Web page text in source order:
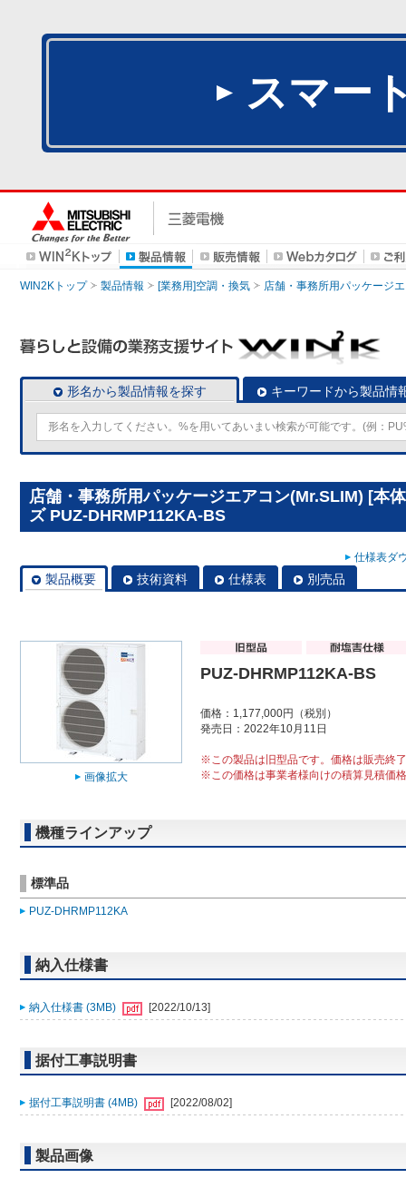
スマー
WIN2Kトップ 製品情報 [業務用]空調・換気 店舗・事務所用パッケージ
形名から製品情報を探す キーワードから製品情
店舗・事務所用パッケージエアコン(Mr.SLIM) [本
ズ PUZ-DHRMP112KA-BS
仕様表ダ
製品概要 技術資料 仕様表 別売品
画像拡大
PUZ-DHRMP112KA-BS
価格：1,177,000円（税別）
発売日：2022年10月11日
※この製品は旧型品です。価格は販売終
※この価格は事業者様向けの積算見積価
機種ラインアップ
標準品
PUZ-DHRMP112KA
納入仕様書
納入仕様書 (3MB) [2022/10/13]
据付工事説明書
据付工事説明書 (4MB) [2022/08/02]
製品画像